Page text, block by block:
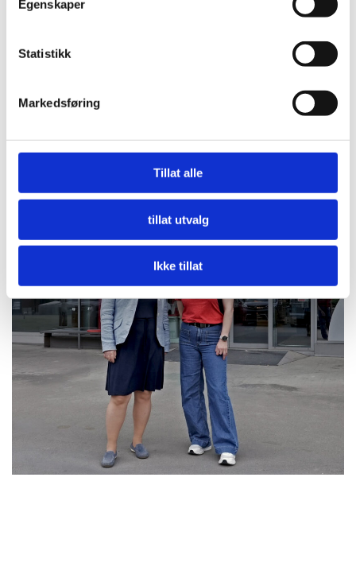
Egenskaper
Statistikk
Markedsføring
Tillat alle
tillat utvalg
Ikke tillat
Nå må offentlige innkjøpere etterspørre miljø
LES MER